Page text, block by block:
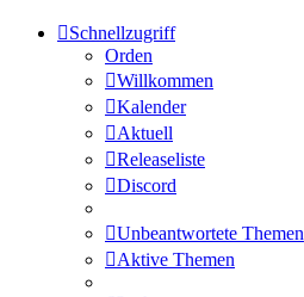
Schnellzugriff
Orden
Willkommen
Kalender
Aktuell
Releaseliste
Discord
Unbeantwortete Themen
Aktive Themen